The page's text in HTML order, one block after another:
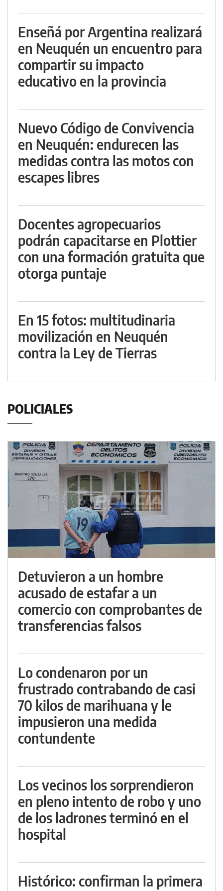
Enseñá por Argentina realizará
en Neuquén un encuentro para
compartir su impacto
educativo en la provincia
Nuevo Código de Convivencia
en Neuquén: endurecen las
medidas contra las motos con
escapes libres
Docentes agropecuarios
podrán capacitarse en Plottier
con una formación gratuita que
otorga puntaje
En 15 fotos: multitudinaria
movilización en Neuquén
contra la Ley de Tierras
POLICIALES
Detuvieron a un hombre
acusado de estafar a un
comercio con comprobantes de
transferencias falsos
Lo condenaron por un
frustrado contrabando de casi
70 kilos de marihuana y le
impusieron una medida
contundente
Los vecinos los sorprendieron
en pleno intento de robo y uno
de los ladrones terminó en el
hospital
Histórico: confirman la primera